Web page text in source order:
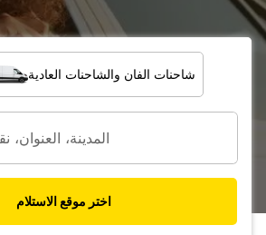
شاحنات الفان والشاحنات العادية
اختر موقع الاستلام